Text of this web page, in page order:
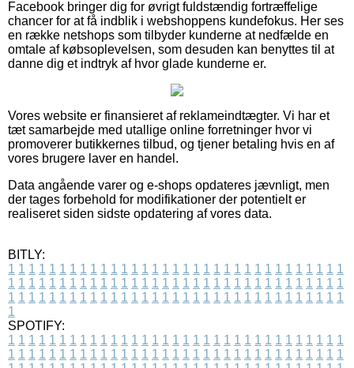
Facebook bringer dig for øvrigt fuldstændig fortræffelige
chancer for at få indblik i webshoppens kundefokus. Her ses
en række netshops som tilbyder kunderne at nedfælde en
omtale af købsoplevelsen, som desuden kan benyttes til at
danne dig et indtryk af hvor glade kunderne er.
Vores website er finansieret af reklameindtægter. Vi har et
tæt samarbejde med utallige online forretninger hvor vi
promoverer butikkernes tilbud, og tjener betaling hvis en af
vores brugere laver en handel.
Data angående varer og e-shops opdateres jævnligt, men
der tages forbehold for modifikationer der potentielt er
realiseret siden sidste opdatering af vores data.
BITLY:
1 1 1 1 1 1 1 1 1 1 1 1 1 1 1 1 1 1 1 1 1 1 1 1 1 1 1 1 1 1 1 1 1
1 1 1 1 1 1 1 1 1 1 1 1 1 1 1 1 1 1 1 1 1 1 1 1 1 1 1 1 1 1 1 1 1
1 1 1 1 1 1 1 1 1 1 1 1 1 1 1 1 1 1 1 1 1 1 1 1 1 1 1 1 1 1 1 1 1
1
SPOTIFY:
1 1 1 1 1 1 1 1 1 1 1 1 1 1 1 1 1 1 1 1 1 1 1 1 1 1 1 1 1 1 1 1 1
1 1 1 1 1 1 1 1 1 1 1 1 1 1 1 1 1 1 1 1 1 1 1 1 1 1 1 1 1 1 1 1 1